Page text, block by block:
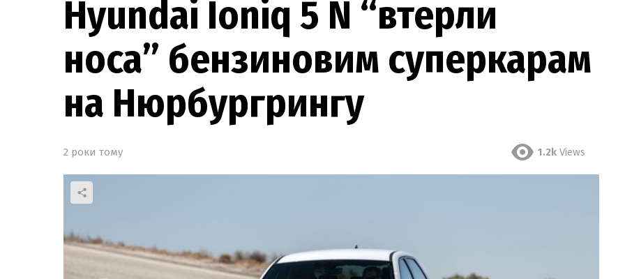
Hyundai Ioniq 5 N “втерли
носа” бензиновим суперкарам
на Нюрбургрингу
2 роки тому 1.2k Views